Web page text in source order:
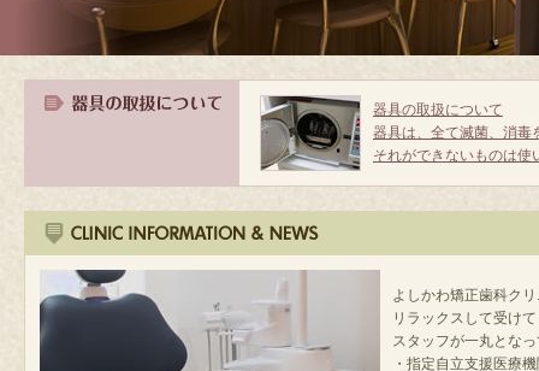
器具の取扱について
器具は、全て滅菌、消毒
それができないものは使
よしかわ矯正歯科ク
リラックスして受け
スタッフが一丸とな
・指定自立支援医療